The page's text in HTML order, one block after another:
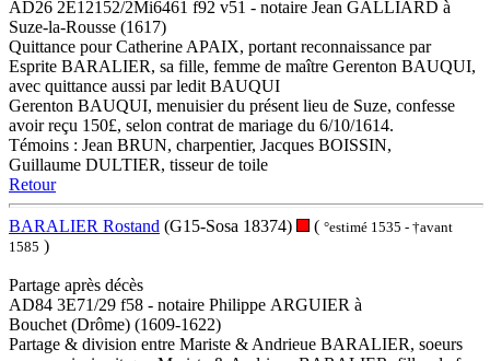
AD26 2E12152/2Mi6461 f92 v51 - notaire Jean GALLIARD à
Suze-la-Rousse (1617)
Quittance pour Catherine APAIX, portant reconnaissance par
Esprite BARALIER, sa fille, femme de maître Gerenton BAUQUI,
avec quittance aussi par ledit BAUQUI
Gerenton BAUQUI, menuisier du présent lieu de Suze, confesse
avoir reçu 150£, selon contrat de mariage du 6/10/1614.
Témoins : Jean BRUN, charpentier, Jacques BOISSIN,
Guillaume DULTIER, tisseur de toile
Retour
BARALIER Rostand (G15-Sosa 18374) ( °estimé 1535 - †avant
1585 )
Partage après décès
AD84 3E71/29 f58 - notaire Philippe ARGUIER à
Bouchet (Drôme) (1609-1622)
Partage & division entre Mariste & Andrieue BARALIER, soeurs